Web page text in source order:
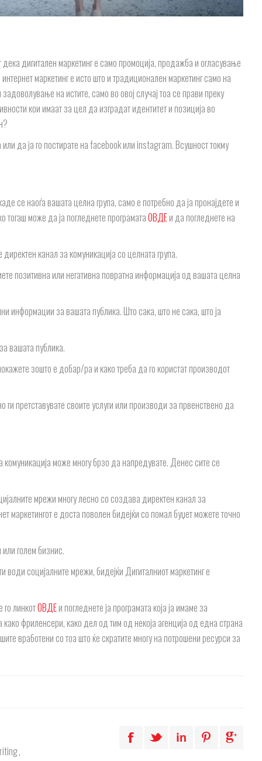
дигитален маркетинг е само промоција, продажба и огласување
маркетинг е исто што и традиционален маркетинг само на
на истите, само во овој случај тоа се прави преку
кои имаат за цел да изградат идентитет и позиција во
да ја го постирате на facebook или instagram. Всушност токму
се наоѓа вашата целна група, само е потребно да ја пронајдете и
тогаш може да ја погледнете програматаОВДЕи да погледнете на
канал за комуникација со целната група.
позитивна или негативна повратна информација од вашата целна
информации за вашата публика. Што сака, што не сака, што ја
вашата публика.
зошто е добар/ра и како треба да го користат производот
претставувате своите услуги или производи за првенствено да
може многу брзо да напредувате. Денес сите се
мрежи многу лесно со создава директен канал за
маркетингот е доста поволен бидејќи со помал буџет можете точно
голем бизнис.
води социјалните мрежи, бидејќи Дигиталниот маркетинг е
линкотОВДЕи погледнете ја програмата која ја имаме за
фриленсери, како дел од тим од некоја агенција од една страна
вработени со тоа што ќе скратите многу на потрошени ресурси за
,